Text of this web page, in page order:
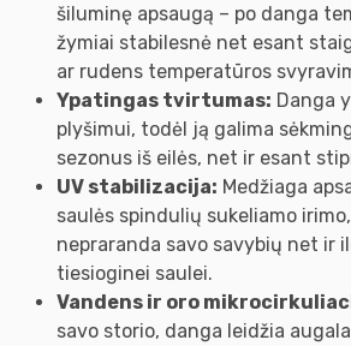
šiluminę apsaugą – po danga
žymiai stabilesnė net esant
ar rudens temperatūros
Ypatingas tvirtumas: Danga
plyšimui, todėl ją galima
sezonus iš eilės, net ir esant
UV stabilizacija: Medžiaga
saulės spindulių sukeliamo
nepraranda savo savybių net ir
tiesioginei saulei.
Vandens ir oro
savo storio, danga leidžia